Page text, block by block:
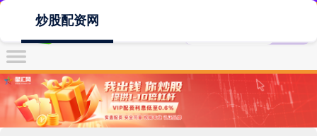
炒股配资网